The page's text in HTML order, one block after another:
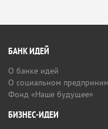
БАНК ИДЕЙ
О банке идей
О социальном
Фонд «Наше будущее»
БИЗНЕС-ИДЕИ